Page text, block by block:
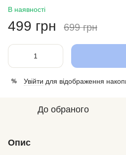
В наявності
499 грн 699 грн
% Увійти для відображення
До обраного
Опис